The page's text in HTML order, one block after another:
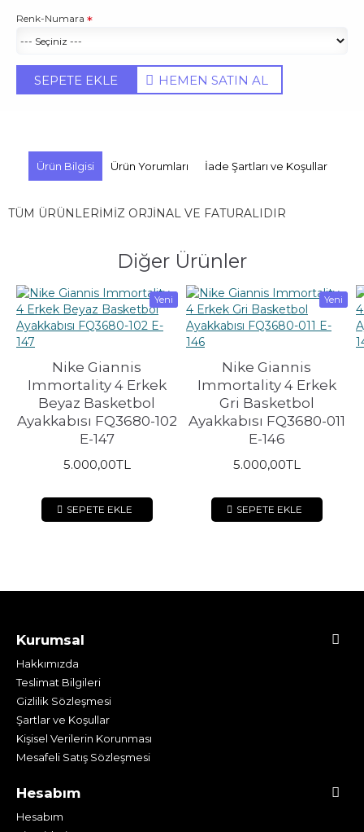
Renk-Numara
SEPETE EKLE HEMEN SATIN AL
Ürün Bilgisi Ürün Yorumları İade Şartları ve Koşullar
TÜM ÜRÜNLERİMİZ ORJİNAL VE FATURALIDIR
Diğer Ürünler
Yeni
Nike Giannis
Immortality 4 Erkek
Beyaz Basketbol
Ayakkabısı FQ3680-102
E-147
5.000,00TL
SEPETE EKLE
Yeni
Nike Giannis
Immortality 4 Erkek
Gri Basketbol
Ayakkabısı FQ3680-011
E-146
5.000,00TL
SEPETE EKLE
Kurumsal
Hakkımızda
Teslimat Bilgileri
Gizlilik Sözleşmesi
Şartlar ve Koşullar
Kişisel Verilerin Korunması
Mesafeli Satış Sözleşmesi
Hesabım
Hesabım